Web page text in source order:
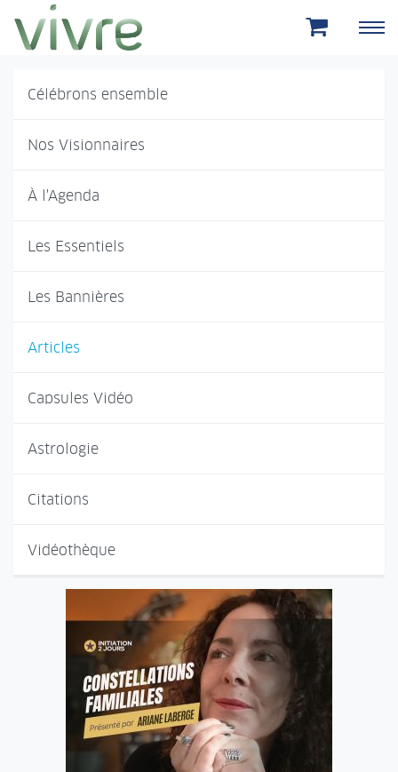
Aller au menu principal
Aller au contenu principal
Célébrons ensemble
Nos Visionnaires
À l'Agenda
Les Essentiels
Les Bannières
Articles
Capsules Vidéo
Astrologie
Citations
Vidéothèque